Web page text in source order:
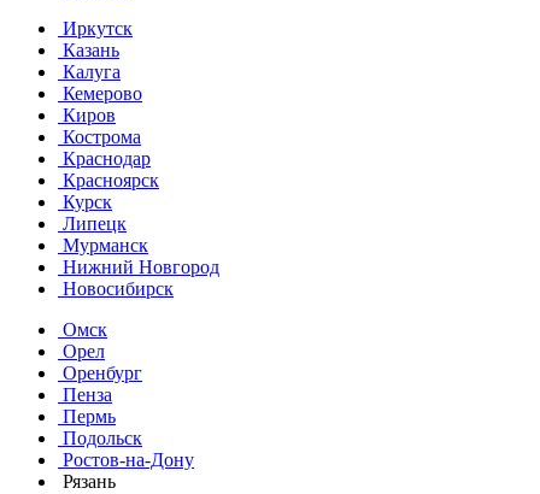
Иркутск
Казань
Калуга
Кемерово
Киров
Кострома
Краснодар
Красноярск
Курск
Липецк
Мурманск
Нижний Новгород
Новосибирск
Омск
Орел
Оренбург
Пенза
Пермь
Подольск
Ростов-на-Дону
Рязань